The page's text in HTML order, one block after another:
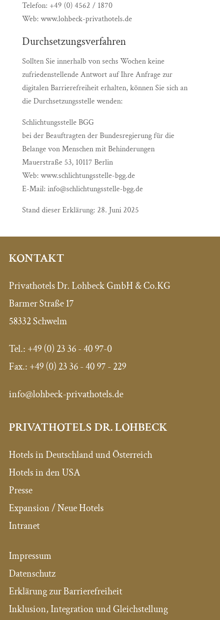
Telefon: +49 (0) 4562 / 1870
Web: www.lohbeck-privathotels.de
Durchsetzungsverfahren
Sollten Sie innerhalb von sechs Wochen keine
zufriedenstellende Antwort auf Ihre Anfrage zur
digitalen Barrierefreiheit erhalten, können Sie sich an
die Durchsetzungsstelle wenden:
Schlichtungsstelle BGG
bei der Beauftragten der Bundesregierung für die
Belange von Menschen mit Behinderungen
Mauerstraße 53, 10117 Berlin
Web: www.schlichtungsstelle-bgg.de
E-Mail: info@schlichtungsstelle-bgg.de
Stand dieser Erklärung: 28. Juni 2025
KONTAKT
Privathotels Dr. Lohbeck GmbH & Co.KG
Barmer Straße 17
58332 Schwelm
Tel.: +49 (0) 23 36 - 40 97-0
Fax.: +49 (0) 23 36 - 40 97 - 229
info@lohbeck-privathotels.de
PRIVATHOTELS DR. LOHBECK
Hotels in Deutschland und Österreich
Hotels in den USA
Presse
Expansion / Neue Hotels
Intranet
Impressum
Datenschutz
Erklärung zur Barrierefreiheit
Inklusion, Integration und Gleichstellung